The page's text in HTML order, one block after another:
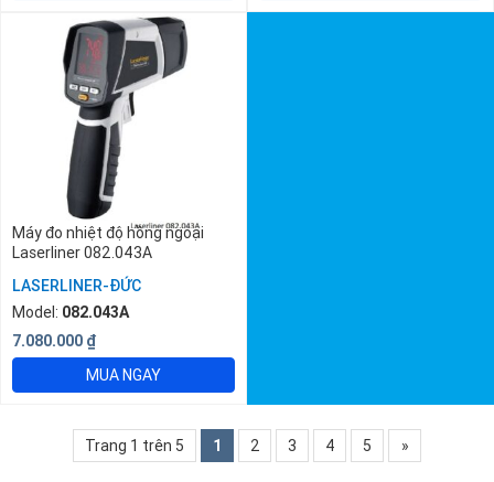
Máy đo nhiệt độ hồng ngoại
Laserliner 082.043A
LASERLINER-ĐỨC
Model: 082.043A
7.080.000 ₫
MUA NGAY
Trang 1 trên 5 1 2 3 4 5 »